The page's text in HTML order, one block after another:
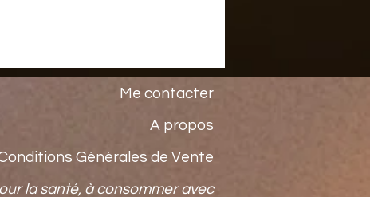
Me contacter
A propos
Générales de Vente
la santé, à consommer avec